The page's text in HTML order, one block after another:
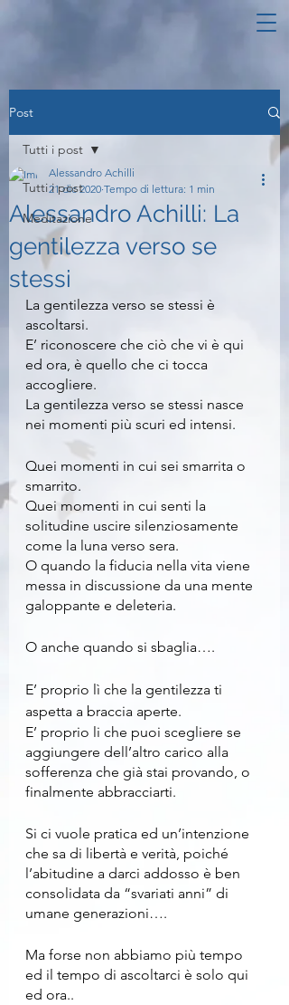
Post
Tutti i post
Meditazione
Tutti i post
Alessandro Achilli: La
gentilezza verso se
stessi
Alessandro Achilli
21 dic 2020 Tempo di lettura: 1 min
La gentilezza verso se stessi è
ascoltarsi.
E’ riconoscere che ciò che vi è qui
ed ora, è quello che ci tocca
accogliere.
La gentilezza verso se stessi nasce
nei momenti più scuri ed intensi.
Quei momenti in cui sei smarrita o
smarrito.
Quei momenti in cui senti la
solitudine uscire silenziosamente
come la luna verso sera.
O quando la fiducia nella vita viene
messa in discussione da una mente
galoppante e deleteria.
O anche quando si sbaglia….
E’ proprio lì che la gentilezza ti
aspetta a braccia aperte.
E’ proprio li che puoi scegliere se
aggiungere dell’altro carico alla
sofferenza che già stai provando, o
finalmente abbracciarti.
Si ci vuole pratica ed un’intenzione
che sa di libertà e verità, poiché
l’abitudine a darci addosso è ben
consolidata da “svariati anni” di
umane generazioni….
Ma forse non abbiamo più tempo
ed il tempo di ascoltarci è solo qui
ed ora..